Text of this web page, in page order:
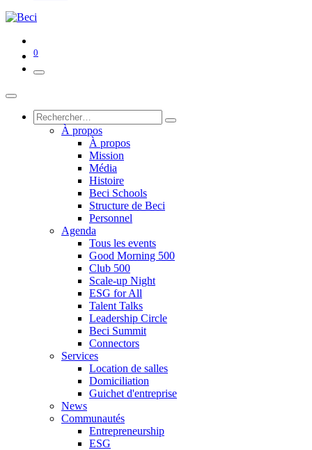
0
À propos
À propos
Mission
Média
Histoire
Beci Schools
Structure de Beci
Personnel
Agenda
Tous les events
Good Morning 500
Club 500
Scale-up Night
ESG for All
Talent Talks
Leadership Circle
Beci Summit
Connectors
Services
Location de salles
Domiciliation
Guichet d'entreprise
News
Communautés
Entrepreneurship
ESG